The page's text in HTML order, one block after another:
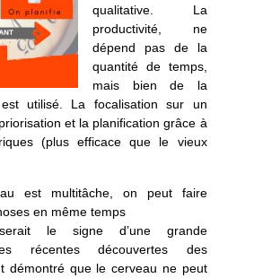
qualitative. La
productivité, ne
dépend pas de la
quantité de temps,
mais bien de la
utilisé. La focalisation sur un
et la planification grâce à
(plus efficace que le vieux
est multitâche, on peut faire
en même temps
le signe d’une grande
récentes découvertes des
démontré que le cerveau ne peut